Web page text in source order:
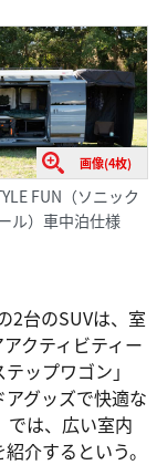
画像(4枚)
FUN（ソニック
ル）車中泊仕様
2台のSUVは、室
クティビティー
ップワゴン」
グッズで快適な
では、広い室内
介するという。